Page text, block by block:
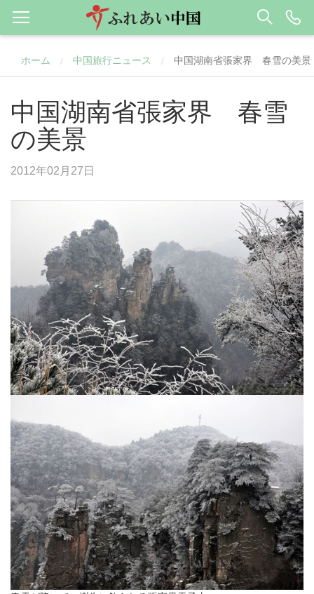
ホーム / 中国旅行ニュース / 中国湖南省張家界 春雪の美景
中国湖南省張家界 春雪
の美景
2012年02月27日